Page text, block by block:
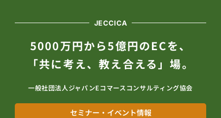
JECCICA
5000万円から5億円のECを、
「共に考え、教え合える」場。
一般社団法人ジャパンEコマースコンサルティング協会
セミナー・イベント情報